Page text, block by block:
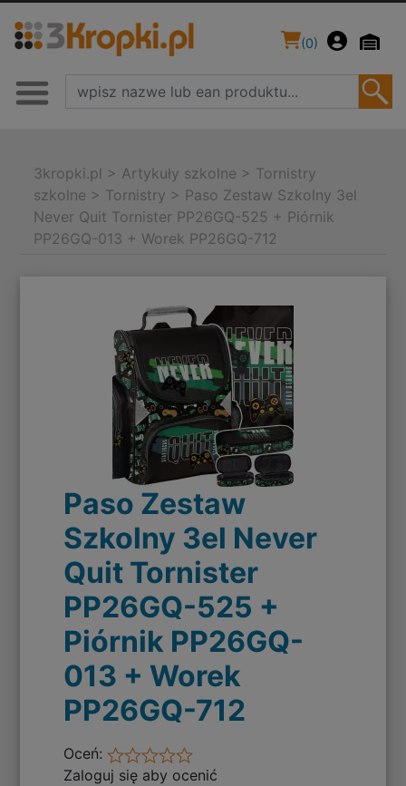
(0)
3kropki.pl > Artykuły szkolne > Tornistry
szkolne > Tornistry > Paso Zestaw Szkolny 3el
Never Quit Tornister PP26GQ-525 + Piórnik
PP26GQ-013 + Worek PP26GQ-712
Paso Zestaw
Szkolny 3el Never
Quit Tornister
PP26GQ-525 +
Piórnik PP26GQ-
013 + Worek
PP26GQ-712
Oceń:
Zaloguj się aby ocenić